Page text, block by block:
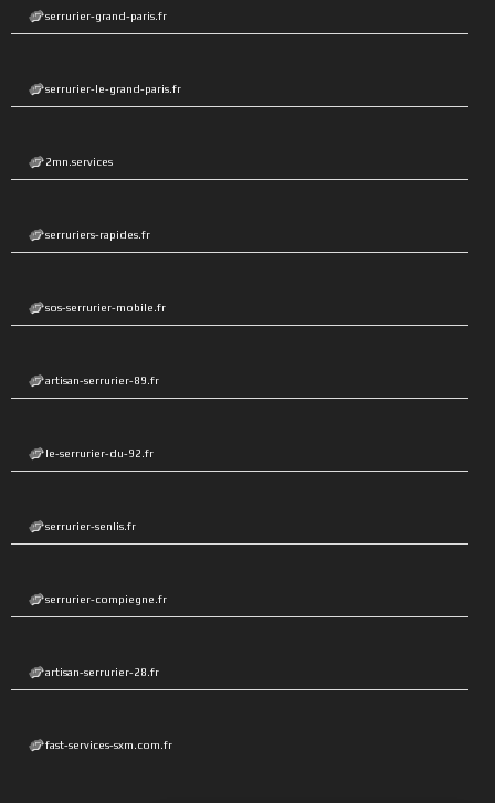
serrurier-grand-paris.fr
serrurier-le-grand-paris.fr
2mn.services
serruriers-rapides.fr
sos-serrurier-mobile.fr
artisan-serrurier-89.fr
le-serrurier-du-92.fr
serrurier-senlis.fr
serrurier-compiegne.fr
artisan-serrurier-28.fr
fast-services-sxm.com.fr